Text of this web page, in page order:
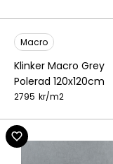
Macro
Klinker Macro Grey
Polerad 120x120cm
2795 kr/m2